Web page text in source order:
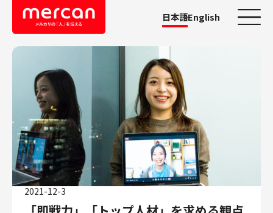
日本語English
カテゴリーから探す
会社・事業
鹿島アントラーズ
Ads
メルカリ
メルペイ
メルコイン
2021-12-3